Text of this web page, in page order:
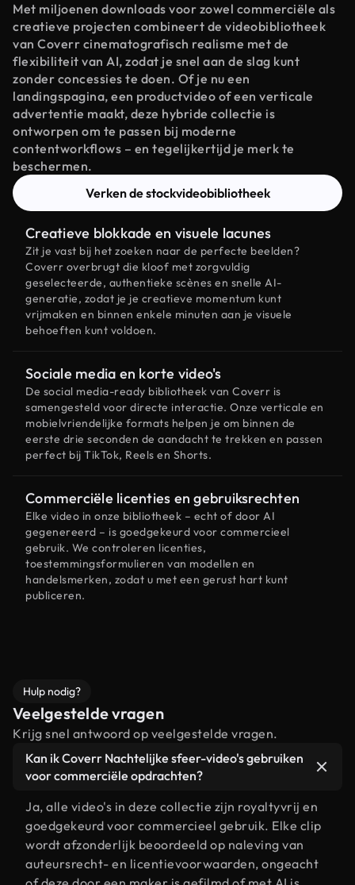
Met miljoenen downloads voor zowel commerciële als
creatieve projecten combineert de videobibliotheek
van Coverr cinematografisch realisme met de
flexibiliteit van AI, zodat je snel aan de slag kunt
zonder concessies te doen. Of je nu een
landingspagina, een productvideo of een verticale
advertentie maakt, deze hybride collectie is
ontworpen om te passen bij moderne
contentworkflows – en tegelijkertijd je merk te
beschermen.
Verken de stockvideobibliotheek
Creatieve blokkade en visuele lacunes
Zit je vast bij het zoeken naar de perfecte beelden?
Coverr overbrugt die kloof met zorgvuldig
geselecteerde, authentieke scènes en snelle AI-
generatie, zodat je je creatieve momentum kunt
vrijmaken en binnen enkele minuten aan je visuele
behoeften kunt voldoen.
Sociale media en korte video's
De social media-ready bibliotheek van Coverr is
samengesteld voor directe interactie. Onze verticale en
mobielvriendelijke formats helpen je om binnen de
eerste drie seconden de aandacht te trekken en passen
perfect bij TikTok, Reels en Shorts.
Commerciële licenties en gebruiksrechten
Elke video in onze bibliotheek – echt of door AI
gegenereerd – is goedgekeurd voor commercieel
gebruik. We controleren licenties,
toestemmingsformulieren van modellen en
handelsmerken, zodat u met een gerust hart kunt
publiceren.
Hulp nodig?
Veelgestelde vragen
Krijg snel antwoord op veelgestelde vragen.
Kan ik Coverr Nachtelijke sfeer-video's gebruiken
voor commerciële opdrachten?
Ja, alle video's in deze collectie zijn royaltyvrij en
goedgekeurd voor commercieel gebruik. Elke clip
wordt afzonderlijk beoordeeld op naleving van
auteursrecht- en licentievoorwaarden, ongeacht